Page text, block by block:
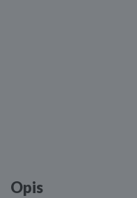
Opis